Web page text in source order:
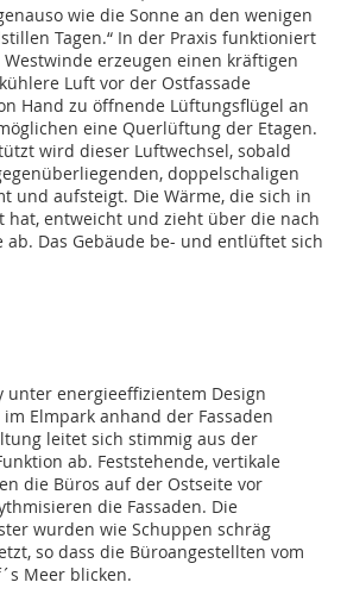
wie die Sonne an den wenigen
Tagen.“ In der Praxis funktioniert
erzeugen einen kräftigen
Luft vor der Ostfassade
Hand zu öffnende Lüftungsflügel an
eine Querlüftung der Etagen.
wird dieser Luftwechsel, sobald
doppelschaligen
und aufsteigt. Die Wärme, die sich in
hat, entweicht und zieht über die nach
ab. Das Gebäude be- und entlüftet sich
unter energieeffizientem Design
Elmpark anhand der Fassaden
leitet sich stimmig aus der
ab. Feststehende, vertikale
die Büros auf der Ostseite vor
die Fassaden. Die
wurden wie Schuppen schräg
so dass die Büroangestellten vom
Meer blicken.